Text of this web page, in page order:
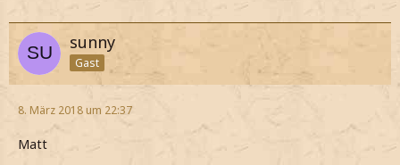
sunny
Gast
8. März 2018 um 22:37
Matt